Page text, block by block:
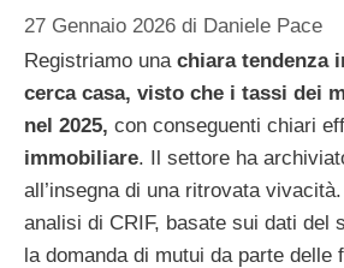
27 Gennaio 2026 di Daniele Pace
Registriamo una chiara tendenza
cerca casa, visto che i tassi dei
nel 2025, con conseguenti chiari
immobiliare. Il settore ha
all’insegna di una ritrovata
analisi di CRIF, basate sui dati del
la domanda di mutui da parte delle